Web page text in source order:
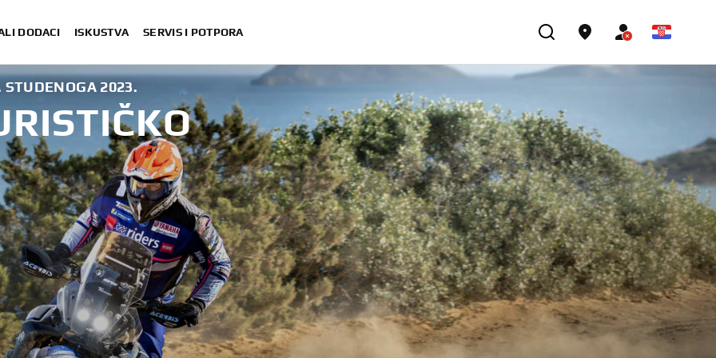
DODACI ISKUSTVA SERVIS I POTPORA
STUDENOGA 2023.